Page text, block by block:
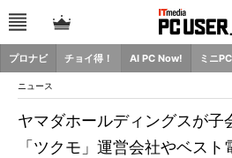
プロナビ チョイ得！ AI PC Now! ミニPC
ニュース
ヤマダホールディングスが
「ツクモ」運営会社やベスト